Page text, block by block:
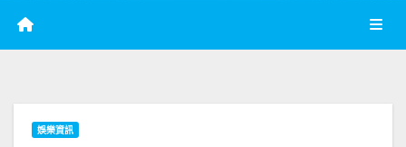
娛樂資訊